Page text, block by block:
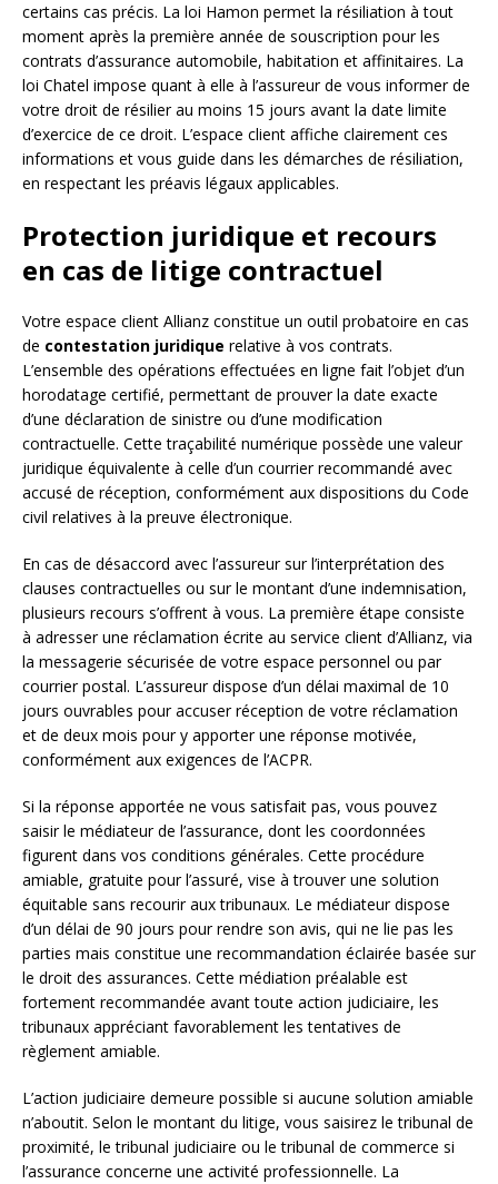
certains cas précis. La loi Hamon permet la résiliation à tout
moment après la première année de souscription pour les
contrats d’assurance automobile, habitation et affinitaires. La
loi Chatel impose quant à elle à l’assureur de vous informer de
votre droit de résilier au moins 15 jours avant la date limite
d’exercice de ce droit. L’espace client affiche clairement ces
informations et vous guide dans les démarches de résiliation,
en respectant les préavis légaux applicables.
Protection juridique et recours
en cas de litige contractuel
Votre espace client Allianz constitue un outil probatoire en cas
de contestation juridique relative à vos contrats.
L’ensemble des opérations effectuées en ligne fait l’objet d’un
horodatage certifié, permettant de prouver la date exacte
d’une déclaration de sinistre ou d’une modification
contractuelle. Cette traçabilité numérique possède une valeur
juridique équivalente à celle d’un courrier recommandé avec
accusé de réception, conformément aux dispositions du Code
civil relatives à la preuve électronique.
En cas de désaccord avec l’assureur sur l’interprétation des
clauses contractuelles ou sur le montant d’une indemnisation,
plusieurs recours s’offrent à vous. La première étape consiste
à adresser une réclamation écrite au service client d’Allianz, via
la messagerie sécurisée de votre espace personnel ou par
courrier postal. L’assureur dispose d’un délai maximal de 10
jours ouvrables pour accuser réception de votre réclamation
et de deux mois pour y apporter une réponse motivée,
conformément aux exigences de l’ACPR.
Si la réponse apportée ne vous satisfait pas, vous pouvez
saisir le médiateur de l’assurance, dont les coordonnées
figurent dans vos conditions générales. Cette procédure
amiable, gratuite pour l’assuré, vise à trouver une solution
équitable sans recourir aux tribunaux. Le médiateur dispose
d’un délai de 90 jours pour rendre son avis, qui ne lie pas les
parties mais constitue une recommandation éclairée basée sur
le droit des assurances. Cette médiation préalable est
fortement recommandée avant toute action judiciaire, les
tribunaux appréciant favorablement les tentatives de
règlement amiable.
L’action judiciaire demeure possible si aucune solution amiable
n’aboutit. Selon le montant du litige, vous saisirez le tribunal de
proximité, le tribunal judiciaire ou le tribunal de commerce si
l’assurance concerne une activité professionnelle. La